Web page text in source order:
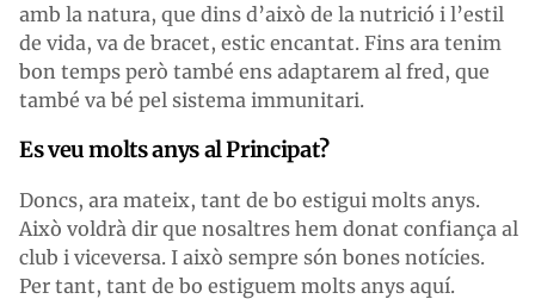
amb la natura, que dins d’això de la nutrició i l’estil
de vida, va de bracet, estic encantat. Fins ara tenim
bon temps però també ens adaptarem al fred, que
també va bé pel sistema immunitari.
Es veu molts anys al Principat?
Doncs, ara mateix, tant de bo estigui molts anys.
Això voldrà dir que nosaltres hem donat confiança al
club i viceversa. I això sempre són bones notícies.
Per tant, tant de bo estiguem molts anys aquí.